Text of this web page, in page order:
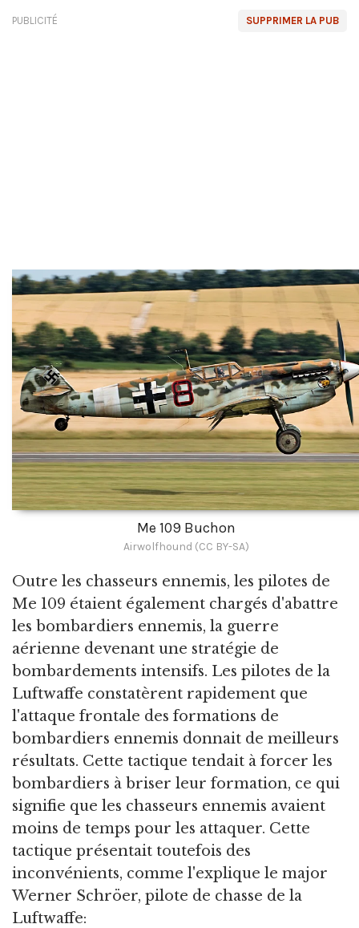
SUPPRIMER LA PUB
PUBLICITÉ
Me 109 Buchon
Airwolfhound (CC BY-SA)
Outre les chasseurs ennemis, les pilotes de
Me 109 étaient également chargés d'abattre
les bombardiers ennemis, la guerre
aérienne devenant une stratégie de
bombardements intensifs. Les pilotes de la
Luftwaffe constatèrent rapidement que
l'attaque frontale des formations de
bombardiers ennemis donnait de meilleurs
résultats. Cette tactique tendait à forcer les
bombardiers à briser leur formation, ce qui
signifie que les chasseurs ennemis avaient
moins de temps pour les attaquer. Cette
tactique présentait toutefois des
inconvénients, comme l'explique le major
Werner Schröer, pilote de chasse de la
Luftwaffe: